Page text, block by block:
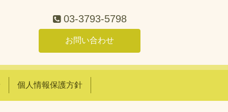
03-3793-5798
お問い合わせ
個人情報保護方針